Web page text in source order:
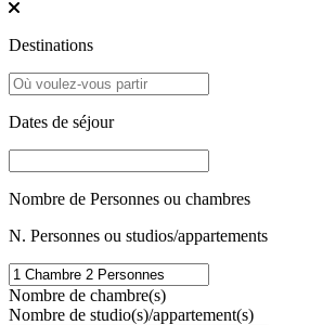
Destinations
Dates de séjour
Nombre de Personnes ou chambres
N. Personnes ou studios/appartements
Nombre de chambre(s)
Nombre de studio(s)/appartement(s)